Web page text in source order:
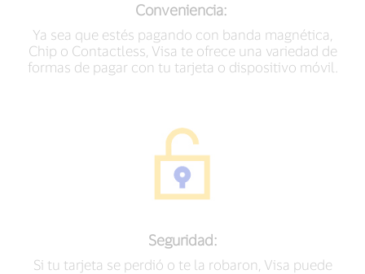
Conveniencia:
Ya sea que estés pagando con banda magnética,
Chip o Contactless, Visa te ofrece una variedad de
formas de pagar con tu tarjeta o dispositivo móvil.
Seguridad:
Si tu tarjeta se perdió o te la robaron, Visa puede